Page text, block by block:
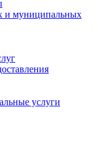
и муниципальных
услуги